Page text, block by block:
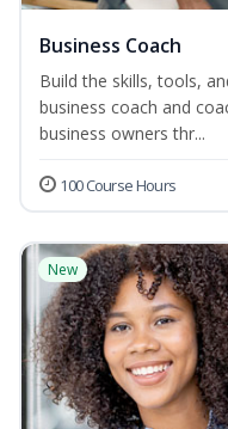
Business Coach
Build the skills, tools,
business coach and
business owners thr...
100 Course Hours
New